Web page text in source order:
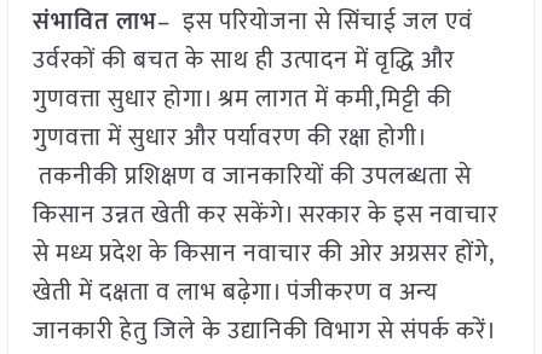
संभावित लाभ– इस परियोजना से सिंचाई जल एवं
उर्वरकों की बचत के साथ ही उत्पादन में वृद्धि और
गुणवत्ता सुधार होगा। श्रम लागत में कमी,मिट्टी की
गुणवत्ता में सुधार और पर्यावरण की रक्षा होगी।
तकनीकी प्रशिक्षण व जानकारियों की उपलब्धता से
किसान उन्नत खेती कर सकेंगे। सरकार के इस नवाचार
से मध्य प्रदेश के किसान नवाचार की ओर अग्रसर होंगे,
खेती में दक्षता व लाभ बढ़ेगा। पंजीकरण व अन्य
जानकारी हेतु जिले के उद्यानिकी विभाग से संपर्क करें।